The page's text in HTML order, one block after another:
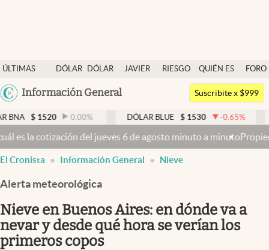
ÚLTIMAS
NOTICIAS
DÓLAR
DÓLAR
JAVIER
RIESGO
QUIÉN ES
QUIÉN
FORO
Argentina
México
Información General
Dólar
Members
Economía y Política
Finanzas y Mercados
Mercados Online
Negocios
Columnistas
Otras secciones
Suscribite x $999
0.00% DÓLAR BLUE $ 1530 -0.65% DÓLAR
6 de agosto minuto a minutoPropiedad privada: con cruces
El Cronista Información General Nieve
Alerta meteorológica
Nieve en Buenos Aires: en dónde va a
nevar y desde qué hora se verían los
primeros copos